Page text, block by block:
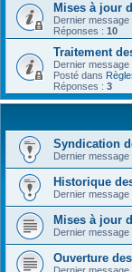
Mises à jour
Dernier message
Réponses : 10
Traitement
Dernier message
Posté dans
Réponses : 3
Syndication
Dernier message
Historique
Dernier message
Mises à jour
Dernier message
Ouverture